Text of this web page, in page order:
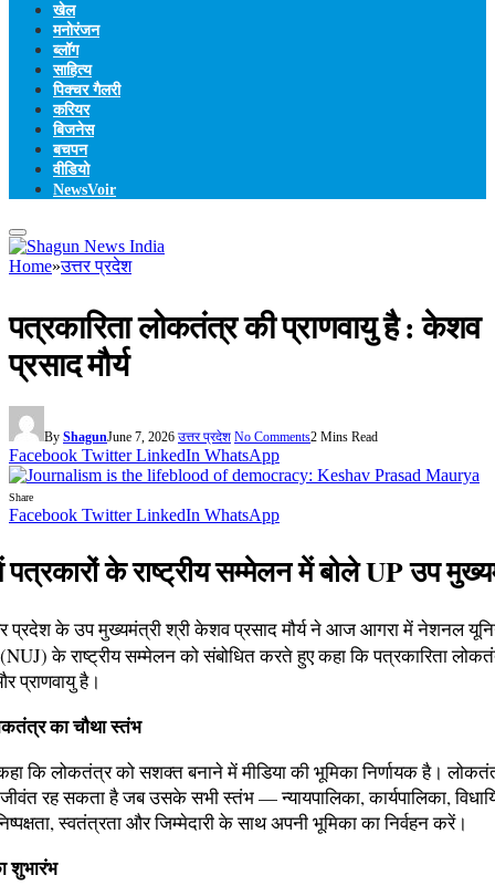
खेल
मनोरंजन
ब्लॉग
साहित्य
पिक्चर गैलरी
करियर
बिजनेस
बचपन
वीडियो
NewsVoir
Home»उत्तर प्रदेश
पत्रकारिता लोकतंत्र की प्राणवायु है : केशव
प्रसाद मौर्य
By ShagunJune 7, 2026 उत्तर प्रदेश No Comments2 Mins Read
Facebook Twitter LinkedIn WhatsApp
Share
Facebook Twitter LinkedIn WhatsApp
के राष्ट्रीय सम्मेलन में बोले UP उप
प्रदेश के उप मुख्यमंत्री श्री केशव प्रसाद मौर्य ने आज आगरा में नेशनल
के राष्ट्रीय सम्मेलन को संबोधित करते हुए कहा कि पत्रकारिता
प्राणवायु है।
का चौथा स्तंभ
कहा कि लोकतंत्र को सशक्त बनाने में मीडिया की भूमिका निर्णायक है।
रह सकता है जब उसके सभी स्तंभ — न्यायपालिका, कार्यपालिका,
स्वतंत्रता और जिम्मेदारी के साथ अपनी भूमिका का निर्वहन करें।
शुभारंभ